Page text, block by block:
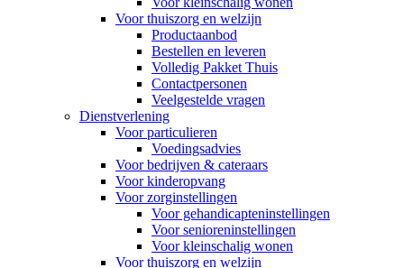
Voor thuiszorg en welzijn
Productaanbod
Bestellen en leveren
Volledig Pakket Thuis
Contactpersonen
Veelgestelde vragen
Dienstverlening
Voor particulieren
Voedingsadvies
Voor bedrijven & cateraars
Voor kinderopvang
Voor zorginstellingen
Voor gehandicapteninstellingen
Voor senioreninstellingen
Voor kleinschalig wonen
Voor thuiszorg en welzijn